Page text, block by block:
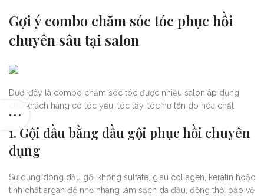
Gợi ý combo chăm sóc tóc phục hồi
chuyên sâu tại salon
Dưới đây là combo chăm sóc tóc được nhiều salon áp dụng
cho khách hàng có tóc yếu, tóc tẩy, tóc hư tổn do hóa chất:
1. Gội đầu bằng dầu gội phục hồi chuyên
dụng
Sử dụng dòng dầu gội không sulfate, giàu collagen, keratin hoặc
tinh chất argan để nhẹ nhàng làm sạch da đầu, đồng thời bảo vệ